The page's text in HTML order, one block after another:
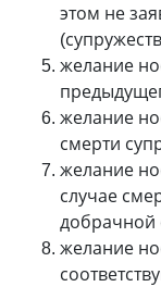
этом не
желание
желание
смерти
желание
случае
желание